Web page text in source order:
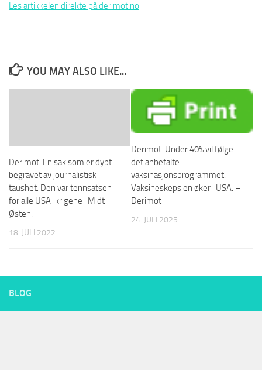
Les artikkelen direkte på derimot.no
YOU MAY ALSO LIKE...
Derimot: En sak som er dypt
begravet av journalistisk
taushet. Den var tennsatsen
for alle USA-krigene i Midt-
Østen.
18. JULI 2022
Derimot: Under 40% vil følge
det anbefalte
vaksinasjonsprogrammet.
Vaksineskepsien øker i USA. –
Derimot
24. JULI 2025
BLOG